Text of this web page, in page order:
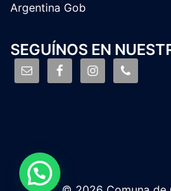
Argentina Gob
SEGUÍNOS EN